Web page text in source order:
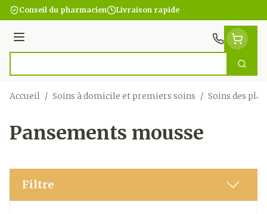
Aller au contenu
Conseil du pharmacien Livraison rapide
Menu
Accueil / Soins à domicile et premiers soins / Soins des
Pansements mousse
Filtre